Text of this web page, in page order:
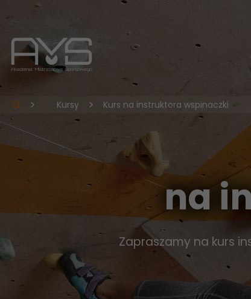
Kursy Kurs na instruktora wspinaczki
na
Zapraszamy na kurs